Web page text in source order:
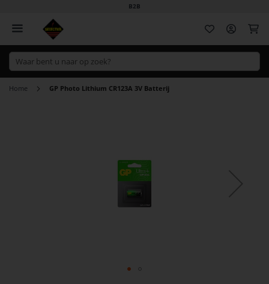
B2B
Home GP Photo Lithium CR123A 3V Batterij